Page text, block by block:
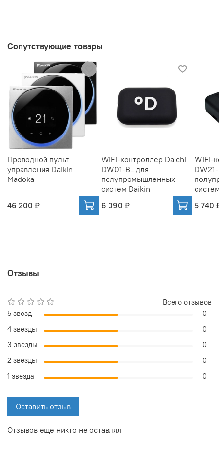
Сопутствующие товары
Проводной пульт
управления Daikin
Madoka
46 200 ₽
WiFi-контроллер Daichi
DW01-BL для
полупромышленных
систем Daikin
6 090 ₽
WiFi-
5 740
Отзывы
Отзывов еще никто не оставлял
Всего отзывов
5 звезд
0
4 звезды
0
3 звезды
0
2 звезды
0
1 звезда
0
Оставить отзыв